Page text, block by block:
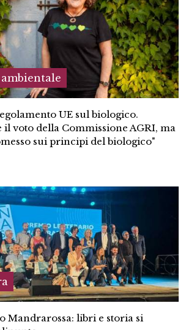
UE sul biologico.
il voto della Commissione AGRI, ma
sui principi del biologico"
Mandrarossa: libri e storia si